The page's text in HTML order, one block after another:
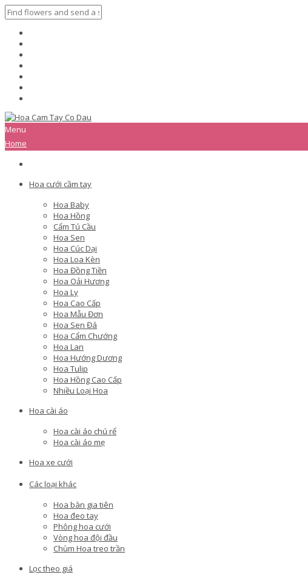
Menu
Home
Hoa cưới cầm tay
Hoa Baby
Hoa Hồng
Cẩm Tú Cầu
Hoa Sen
Hoa Cúc Dại
Hoa Loa Kèn
Hoa Đồng Tiền
Hoa Oải Hương
Hoa Ly
Hoa Cao Cấp
Hoa Mẫu Đơn
Hoa Sen Đá
Hoa Cẩm Chướng
Hoa Lan
Hoa Hướng Dương
Hoa Tulip
Hoa Hồng Cao Cấp
Nhiều Loại Hoa
Hoa cài áo
Hoa cài áo chú rể
Hoa cài áo mẹ
Hoa xe cưới
Các loại khác
Hoa bàn gia tiên
Hoa đeo tay
Phông hoa cưới
Vòng hoa đội đầu
Chùm Hoa treo trần
Lọc theo giá